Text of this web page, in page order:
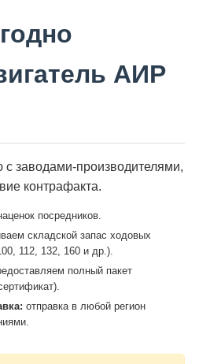
АИР
заводами-производителями,
контрафакта.
посредников.
складской запас ходовых
112, 132, 160 и др.).
полный пакет
отправка в любой регион